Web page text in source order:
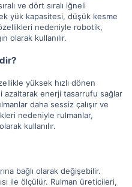
ve dört sıralı iğneli
yük kapasitesi, düşük kesme
nedeniyle robotik,
olarak kullanılır.
yüksek hızlı dönen
enerji tasarrufu sağlar
daha sessiz çalışır ve
nedeniyle rulmanlar,
kullanılır.
bağlı olarak değişebilir.
ile ölçülür. Rulman üreticileri,